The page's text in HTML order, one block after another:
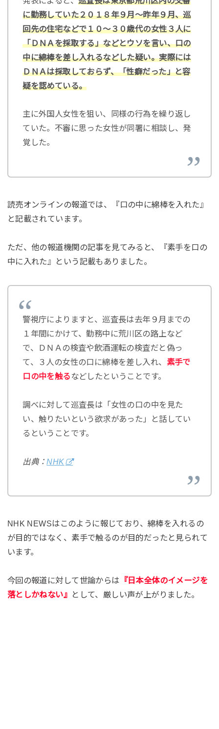
に勤務していた２０１８年９月～昨年９月、巡
回先の住宅などで１０～３０歳代の女性３人に
「ＤＮＡを採取する」などとウソを言い、口の
中に綿棒を差し入れるなどした疑い。実際には
ＤＮＡは採取しておらず、「性癖だった」と容
疑を認めている。
主に外国人女性を狙い、同様の行為を繰り返し
ていた。不審に思った女性が同署に相談し、発
覚した。
読売オンラインの報道では、『口の中に綿棒を入れた』
と記載されています。
ただ、他の報道機関の記事を見てみると、『素手を口の
中に入れた』という記載もありました。
警視庁によりますと、巡査長は去年９月までの
１年間にかけて、勤務中に荒川区の路上など
で、ＤＮＡの検査や飲酒運転の検査だと偽っ
て、３人の女性の口に綿棒を差し入れ、 素手で
口の中を触る などしたということです。
調べに対して巡査長は「女性の口の中を見た
い、触りたいという欲求があった」と話してい
るということです。
出典：NHK
NHK NEWSはこのように報じており、綿棒を入れるの
が目的ではなく、素手で触るのが目的だったと見られて
います。
今回の報道に対して世論からは 『日本全体のイメージを
落としかねない』
として、厳しい声が上がりました。